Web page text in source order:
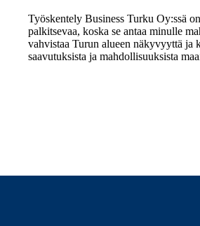
Työskentely Business Turku Oy:ssä
palkitsevaa, koska se antaa minulle
vahvistaa Turun alueen näkyvyyttä ja
saavutuksista ja mahdollisuuksista